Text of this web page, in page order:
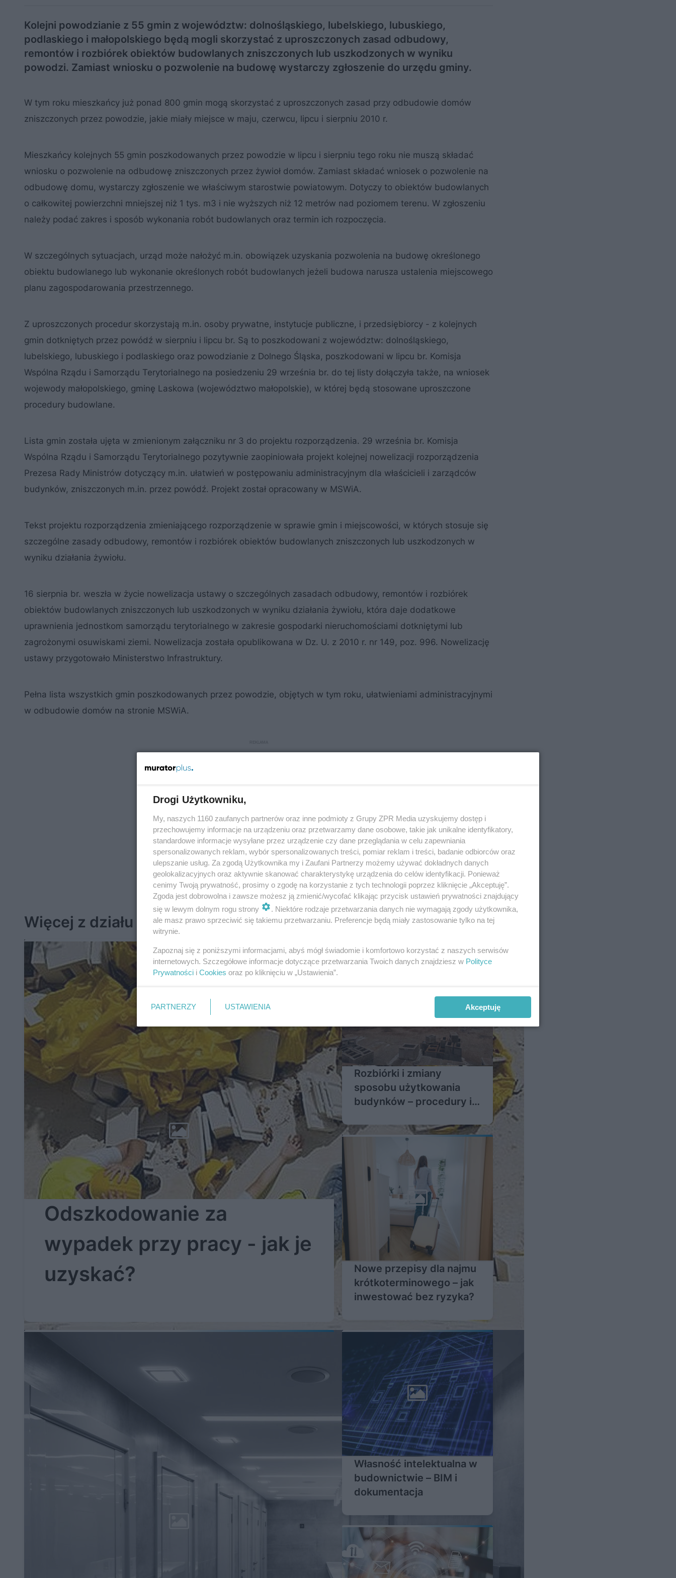
Kolejni powodzianie z 55 gmin z województw: dolnośląskiego, lubelskiego, lubuskiego,
podlaskiego i małopolskiego będą mogli skorzystać z uproszczonych zasad odbudowy,
remontów i rozbiórek obiektów budowlanych zniszczonych lub uszkodzonych w wyniku
powodzi. Zamiast wniosku o pozwolenie na budowę wystarczy zgłoszenie do urzędu gminy.
W tym roku mieszkańcy już ponad 800 gmin mogą skorzystać z uproszczonych zasad przy odbudowie domów
zniszczonych przez powodzie, jakie miały miejsce w maju, czerwcu, lipcu i sierpniu 2010 r.
Mieszkańcy kolejnych 55 gmin poszkodowanych przez powodzie w lipcu i sierpniu tego roku nie muszą składać
wniosku o pozwolenie na odbudowę zniszczonych przez żywioł domów. Zamiast składać wniosek o pozwolenie na
odbudowę domu, wystarczy zgłoszenie we właściwym starostwie powiatowym. Dotyczy to obiektów budowlanych
o całkowitej powierzchni mniejszej niż 1 tys. m3 i nie wyższych niż 12 metrów nad poziomem terenu. W zgłoszeniu
należy podać zakres i sposób wykonania robót budowlanych oraz termin ich rozpoczęcia.
W szczególnych sytuacjach, urząd może nałożyć m.in. obowiązek uzyskania pozwolenia na budowę określonego
obiektu budowlanego lub wykonanie określonych robót budowlanych jeżeli budowa narusza ustalenia miejscowego
planu zagospodarowania przestrzennego.
Z uproszczonych procedur skorzystają m.in. osoby prywatne, instytucje publiczne, i przedsiębiorcy - z kolejnych
gmin dotkniętych przez powódź w sierpniu i lipcu br. Są to poszkodowani z województw: dolnośląskiego,
lubelskiego, lubuskiego i podlaskiego oraz powodzianie z Dolnego Śląska, poszkodowani w lipcu br. Komisja
Wspólna Rządu i Samorządu Terytorialnego na posiedzeniu 29 września br. do tej listy dołączyła także, na wniosek
wojewody małopolskiego, gminę Laskowa (województwo małopolskie), w której będą stosowane uproszczone
procedury budowlane.
Lista gmin została ujęta w zmienionym załączniku nr 3 do projektu rozporządzenia. 29 września br. Komisja
Wspólna Rządu i Samorządu Terytorialnego pozytywnie zaopiniowała projekt kolejnej nowelizacji rozporządzenia
Prezesa Rady Ministrów dotyczący m.in. ułatwień w postępowaniu administracyjnym dla właścicieli i zarządców
budynków, zniszczonych m.in. przez powódź. Projekt został opracowany w MSWiA.
Tekst projektu rozporządzenia zmieniającego rozporządzenie w sprawie gmin i miejscowości, w których stosuje się
szczególne zasady odbudowy, remontów i rozbiórek obiektów budowlanych zniszczonych lub uszkodzonych w
wyniku działania żywiołu.
16 sierpnia br. weszła w życie nowelizacja ustawy o szczególnych zasadach odbudowy, remontów i rozbiórek
obiektów budowlanych zniszczonych lub uszkodzonych w wyniku działania żywiołu, która daje dodatkowe
uprawnienia jednostkom samorządu terytorialnego w zakresie gospodarki nieruchomościami dotkniętymi lub
zagrożonymi osuwiskami ziemi. Nowelizacja została opublikowana w Dz. U. z 2010 r. nr 149, poz. 996. Nowelizację
ustawy przygotowało Ministerstwo Infrastruktury.
Pełna lista wszystkich gmin poszkodowanych przez powodzie, objętych w tym roku, ułatwieniami administracyjnymi
w odbudowie domów na stronie MSWiA.
Więcej z działu Prawo
Odszkodowanie za
wypadek przy pracy - jak je
uzyskać?
Rozbiórki i zmiany
sposobu użytkowania
budynków – procedury i
Nowe przepisy dla najmu
krótkoterminowego – jak
inwestować bez ryzyka?
Własność intelektualna w
budownictwie – BIM i
dokumentacja
Drogi Użytkowniku,
My, naszych 1160 zaufanych partnerów oraz inne podmioty z Grupy ZPR Media uzyskujemy dostęp i
przechowujemy informacje na urządzeniu oraz przetwarzamy dane osobowe, takie jak unikalne identyfikatory,
standardowe informacje wysyłane przez urządzenie czy dane przeglądania w celu zapewniania
spersonalizowanych reklam, wybór spersonalizowanych treści, pomiar reklam i treści, badanie odbiorców oraz
ulepszanie usług. Za zgodą Użytkownika my i Zaufani Partnerzy możemy używać dokładnych danych
geolokalizacyjnych oraz aktywnie skanować charakterystykę urządzenia do celów identyfikacji. Ponieważ
cenimy Twoją prywatność, prosimy o zgodę na korzystanie z tych technologii poprzez kliknięcie „Akceptuję”.
Zgoda jest dobrowolna i zawsze możesz ją zmienić/wycofać klikając przycisk ustawień prywatności znajdujący
się w lewym dolnym rogu strony
. Niektóre rodzaje przetwarzania danych nie wymagają zgody użytkownika,
ale masz prawo sprzeciwić się takiemu przetwarzaniu. Preferencje będą miały zastosowanie tylko na tej
witrynie.
Zapoznaj się z poniższymi informacjami, abyś mógł świadomie i komfortowo korzystać z naszych serwisów
internetowych. Szczegółowe informacje dotyczące przetwarzania Twoich danych znajdziesz w Polityce
Prywatności i Cookies oraz po kliknięciu w „Ustawienia”.
PARTNERZY USTAWIENIA Akceptuję